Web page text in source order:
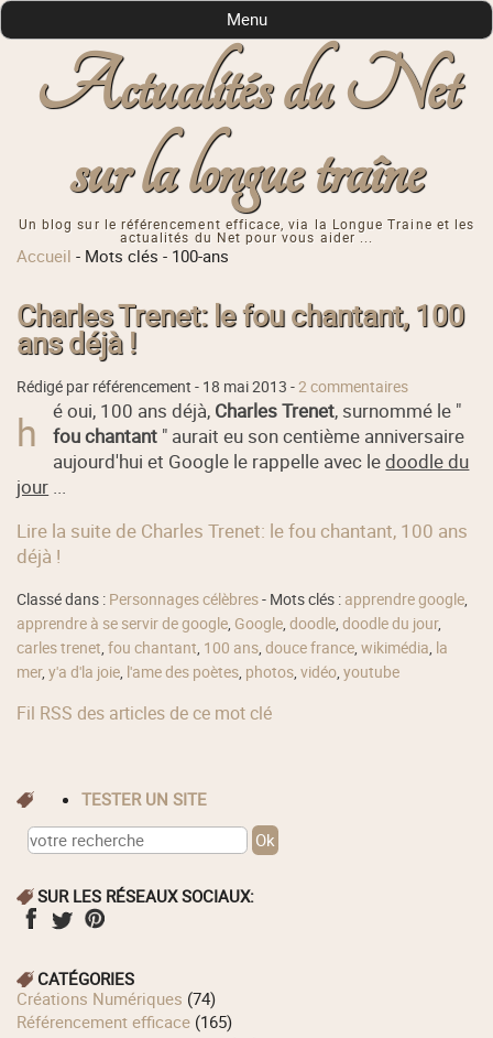
Actualités du Net
sur la longue traîne
Un blog sur le référencement efficace, via la Longue Traine et les
actualités du Net pour vous aider ...
Menu
Accueil - Mots clés - 100-ans
Charles Trenet: le fou chantant, 100
ans déjà !
Rédigé par référencement - 18 mai 2013 -2 commentaires
h é oui, 100 ans déjà, Charles Trenet, surnommé le "
fou chantant " aurait eu son centième anniversaire
aujourd'hui et Google le rappelle avec ledoodle du
jour ...
Lire la suite de Charles Trenet: le fou chantant, 100 ans
déjà !
Classé dans : Personnages célèbres- Mots clés : apprendre google,
apprendre à se servir de google, Google,doodle,doodle du jour,
carles trenet,fou chantant, 100 ans,douce france,wikimédia, la
mer,y'a d'la joie, l'ame des poètes, photos,vidéo,youtube
Fil RSS des articles de ce mot clé
TESTER UN SITE
SUR LES RÉSEAUX SOCIAUX:
CATÉGORIES
Créations Numériques (74)
Référencement efficace (165)